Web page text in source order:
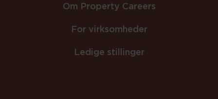
Om Property Careers
For virksomheder
Ledige stillinger